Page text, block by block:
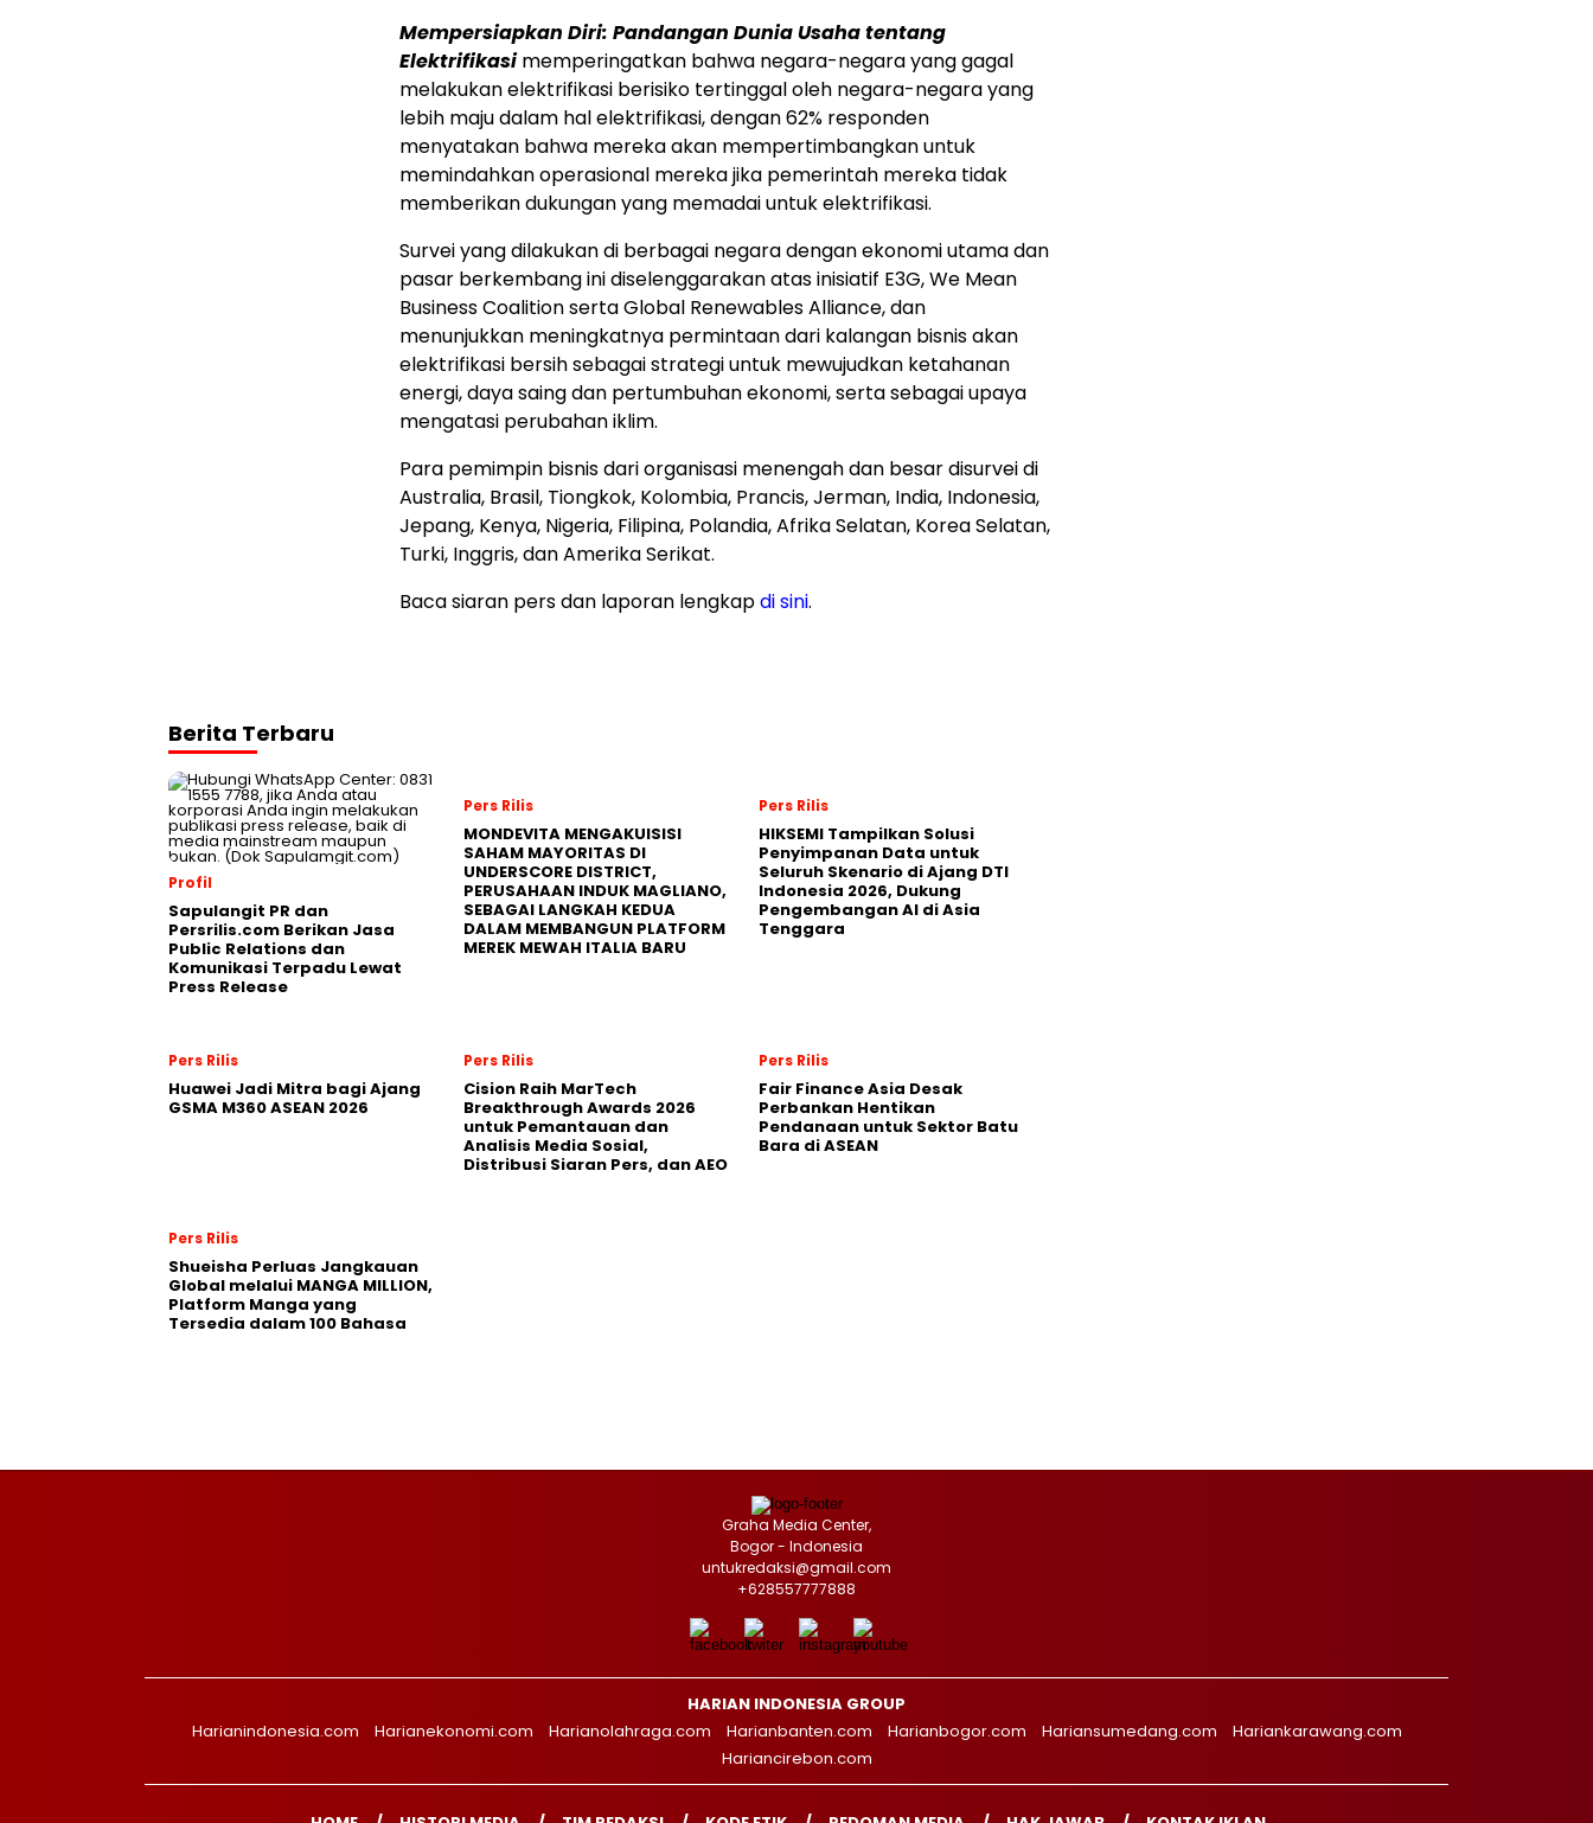
Mempersiapkan Diri: Pandangan Dunia Usaha tentang
Elektrifikasimemperingatkan bahwa negara-negara yang gagal
melakukan elektrifikasi berisiko tertinggal oleh negara-negara yang
lebih maju dalam hal elektrifikasi, dengan 62% responden
menyatakan bahwa mereka akan mempertimbangkan untuk
memindahkan operasional mereka jika pemerintah mereka tidak
memberikan dukungan yang memadai untuk elektrifikasi.
Survei yang dilakukan di berbagai negara dengan ekonomi utama dan
pasar berkembang ini diselenggarakan atas inisiatif E3G, We Mean
Business Coalition serta Global Renewables Alliance, dan
menunjukkan meningkatnya permintaan dari kalangan bisnis akan
elektrifikasi bersih sebagai strategi untuk mewujudkan ketahanan
energi, daya saing dan pertumbuhan ekonomi, serta sebagai upaya
mengatasi perubahan iklim.
Para pemimpin bisnis dari organisasi menengah dan besar disurvei di
Australia, Brasil, Tiongkok, Kolombia, Prancis, Jerman, India, Indonesia,
Jepang, Kenya, Nigeria, Filipina, Polandia, Afrika Selatan, Korea Selatan,
Turki, Inggris, dan Amerika Serikat.
Baca siaran pers dan laporan lengkapdi sini.
Berita Terbaru
Profil
Sapulangit PR dan
Persrilis.com Berikan Jasa
Public Relations dan
Komunikasi Terpadu Lewat
Press Release
Pers Rilis
MONDEVITA MENGAKUISISI
SAHAM MAYORITAS DI
UNDERSCORE DISTRICT,
PERUSAHAAN INDUK MAGLIANO,
SEBAGAI LANGKAH KEDUA
DALAM MEMBANGUN PLATFORM
MEREK MEWAH ITALIA BARU
Pers Rilis
HIKSEMI Tampilkan Solusi
Penyimpanan Data untuk
Seluruh Skenario di Ajang DTI
Indonesia 2026, Dukung
Pengembangan AI di Asia
Tenggara
Pers Rilis
Huawei Jadi Mitra bagi Ajang
GSMA M360 ASEAN 2026
Pers Rilis
Cision Raih MarTech
Breakthrough Awards 2026
untuk Pemantauan dan
Analisis Media Sosial,
Distribusi Siaran Pers, dan AEO
Pers Rilis
Fair Finance Asia Desak
Perbankan Hentikan
Pendanaan untuk Sektor Batu
Bara di ASEAN
Pers Rilis
Shueisha Perluas Jangkauan
Global melalui MANGA MILLION,
Platform Manga yang
Tersedia dalam 100 Bahasa
Graha Media Center,
Bogor - Indonesia
untukredaksi@gmail.com
+628557777888
HARIAN INDONESIA GROUP
Harianindonesia.com
Harianekonomi.com Harianolahraga.com Harianbanten.com Harianbogor.com Hariansumedang.com
Hariankarawang.com
Hariancirebon.com